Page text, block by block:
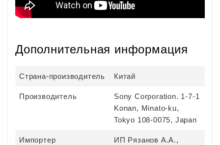
Дополнительная информация
Страна-производитель Китай
Производитель
Sony Corporation. 1-7-1
Konan, Minato-ku,
Tokyo 108-0075, Japan
Импортер
ИП Рязанов А.А.,